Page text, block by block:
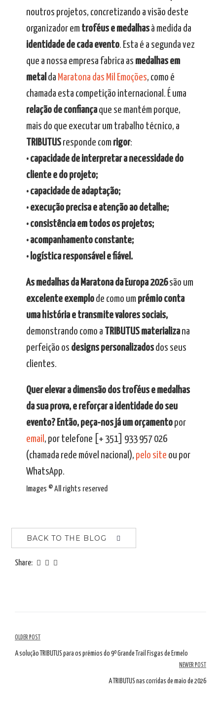
noutros projetos, concretizando a visão deste
organizador em troféus e medalhasà medida da
identidade de cada evento. Esta é a segunda vez
que a nossa empresa fabrica as medalhas em
metal da Maratona das Mil Emoções, como é
chamada esta competição internacional. É uma
relação de confiançaque se mantém porque,
mais do que executar um trabalho técnico, a
TRIBUTUSresponde com rigor:
• capacidade de interpretar a necessidade do
cliente e do projeto;
• capacidade de adaptação;
• execução precisa e atenção ao detalhe;
• consistência em todos os projetos;
• acompanhamento constante;
• logística responsável e fiável.
As medalhas da Maratona da Europa 2026são um
excelente exemplode como um prémio conta
uma história e transmite valores sociais,
demonstrando como a
TRIBUTUS materializana
perfeição os designs personalizadosdos seus
clientes.
Quer elevar a dimensão dos troféus e medalhas
da sua prova, e reforçar a identidade do seu
evento? Então, peça-nos já um orçamentopor
email , por telefone [+ 351] 933 957 026
(chamada rede móvel nacional), pelo site ou por
WhatsApp.
Images © All rights reserved
BACK TO THE BLOG
Share:
Article
Navigation
OLDER POST
A solução TRIBUTUS para os prémios do 9º Grande Trail Fisgas de Ermelo
NEWER POST
A TRIBUTUS nas corridas de maio de 2026